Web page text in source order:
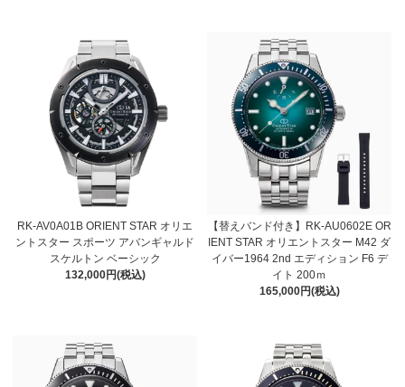
RK-AV0A01B ORIENT STAR オリエ
ントスター スポーツ アバンギャルド
スケルトン ベーシック
132,000円(税込)
【替えバンド付き】RK-AU0602E OR
IENT STAR オリエントスター M42 ダ
イバー1964 2nd エディション F6 デ
イト 200ｍ
165,000円(税込)